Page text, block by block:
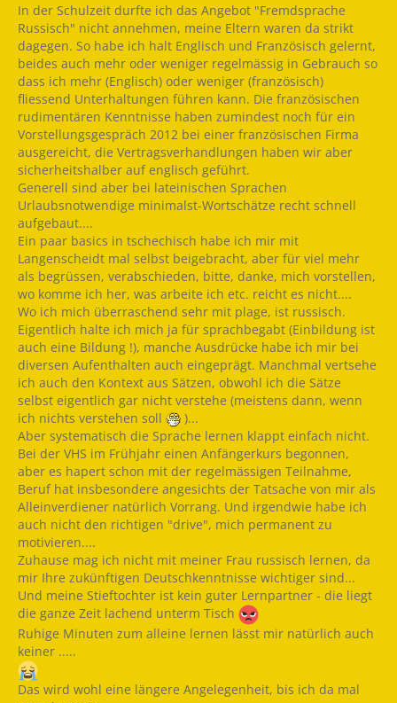
In der Schulzeit durfte ich das Angebot "Fremdsprache
Russisch" nicht annehmen, meine Eltern waren da strikt
dagegen. So habe ich halt Englisch und Französisch gelernt,
beides auch mehr oder weniger regelmässig in Gebrauch so
dass ich mehr (Englisch) oder weniger (französisch)
fliessend Unterhaltungen führen kann. Die französischen
rudimentären Kenntnisse haben zumindest noch für ein
Vorstellungsgespräch 2012 bei einer französischen Firma
ausgereicht, die Vertragsverhandlungen haben wir aber
sicherheitshalber auf englisch geführt.
Generell sind aber bei lateinischen Sprachen
Urlaubsnotwendige minimalst-Wortschätze recht schnell
aufgebaut....
Ein paar basics in tschechisch habe ich mir mit
Langenscheidt mal selbst beigebracht, aber für viel mehr
als begrüssen, verabschieden, bitte, danke, mich vorstellen,
wo komme ich her, was arbeite ich etc. reicht es nicht....
Wo ich mich überraschend sehr mit plage, ist russisch.
Eigentlich halte ich mich ja für sprachbegabt (Einbildung ist
auch eine Bildung !), manche Ausdrücke habe ich mir bei
diversen Aufenthalten auch eingeprägt. Manchmal vertsehe
ich auch den Kontext aus Sätzen, obwohl ich die Sätze
selbst eigentlich gar nicht verstehe (meistens dann, wenn
ich nichts verstehen soll
)...
Aber systematisch die Sprache lernen klappt einfach nicht.
Bei der VHS im Frühjahr einen Anfängerkurs begonnen,
aber es hapert schon mit der regelmässigen Teilnahme,
Beruf hat insbesondere angesichts der Tatsache von mir als
Alleinverdiener natürlich Vorrang. Und irgendwie habe ich
auch nicht den richtigen "drive", mich permanent zu
motivieren....
Zuhause mag ich nicht mit meiner Frau russisch lernen, da
mir Ihre zukünftigen Deutschkenntnisse wichtiger sind...
Und meine Stieftochter ist kein guter Lernpartner - die liegt
die ganze Zeit lachend unterm Tisch
Ruhige Minuten zum alleine lernen lässt mir natürlich auch
keiner .....
Das wird wohl eine längere Angelegenheit, bis ich da mal